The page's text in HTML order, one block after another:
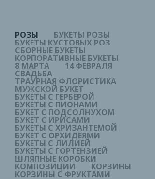
РОЗЫ БУКЕТЫ РОЗЫ
БУКЕТЫ КУСТОВЫХ РОЗ
СБОРНЫЕ БУКЕТЫ
КОРПОРАТИВНЫЕ БУКЕТЫ
8 МАРТА 14 ФЕВРАЛЯ
СВАДЬБА
ТРАУРНАЯ ФЛОРИСТИКА
МУЖСКОЙ БУКЕТ
БУКЕТЫ С ГЕРБЕРОЙ
БУКЕТЫ С ПИОНАМИ
БУКЕТ С ПОДСОЛНУХОМ
БУКЕТ С ИРИСАМИ
БУКЕТЫ С ХРИЗАНТЕМОЙ
БУКЕТ С ОРХИДЕЯМИ
БУКЕТЫ С ЛИЛИЕЙ
БУКЕТЫ С ГОРТЕНЗИЕЙ
ШЛЯПНЫЕ КОРОБКИ
КОМПОЗИЦИИ КОРЗИНЫ
КОРЗИНЫ С ФРУКТАМИ